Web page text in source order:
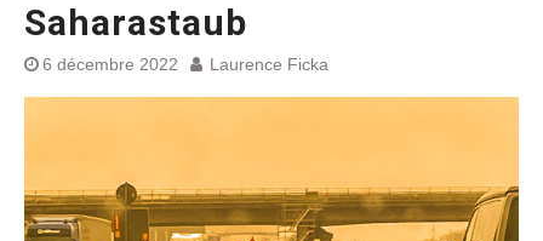
Saharastaub
6 décembre 2022 Laurence Ficka